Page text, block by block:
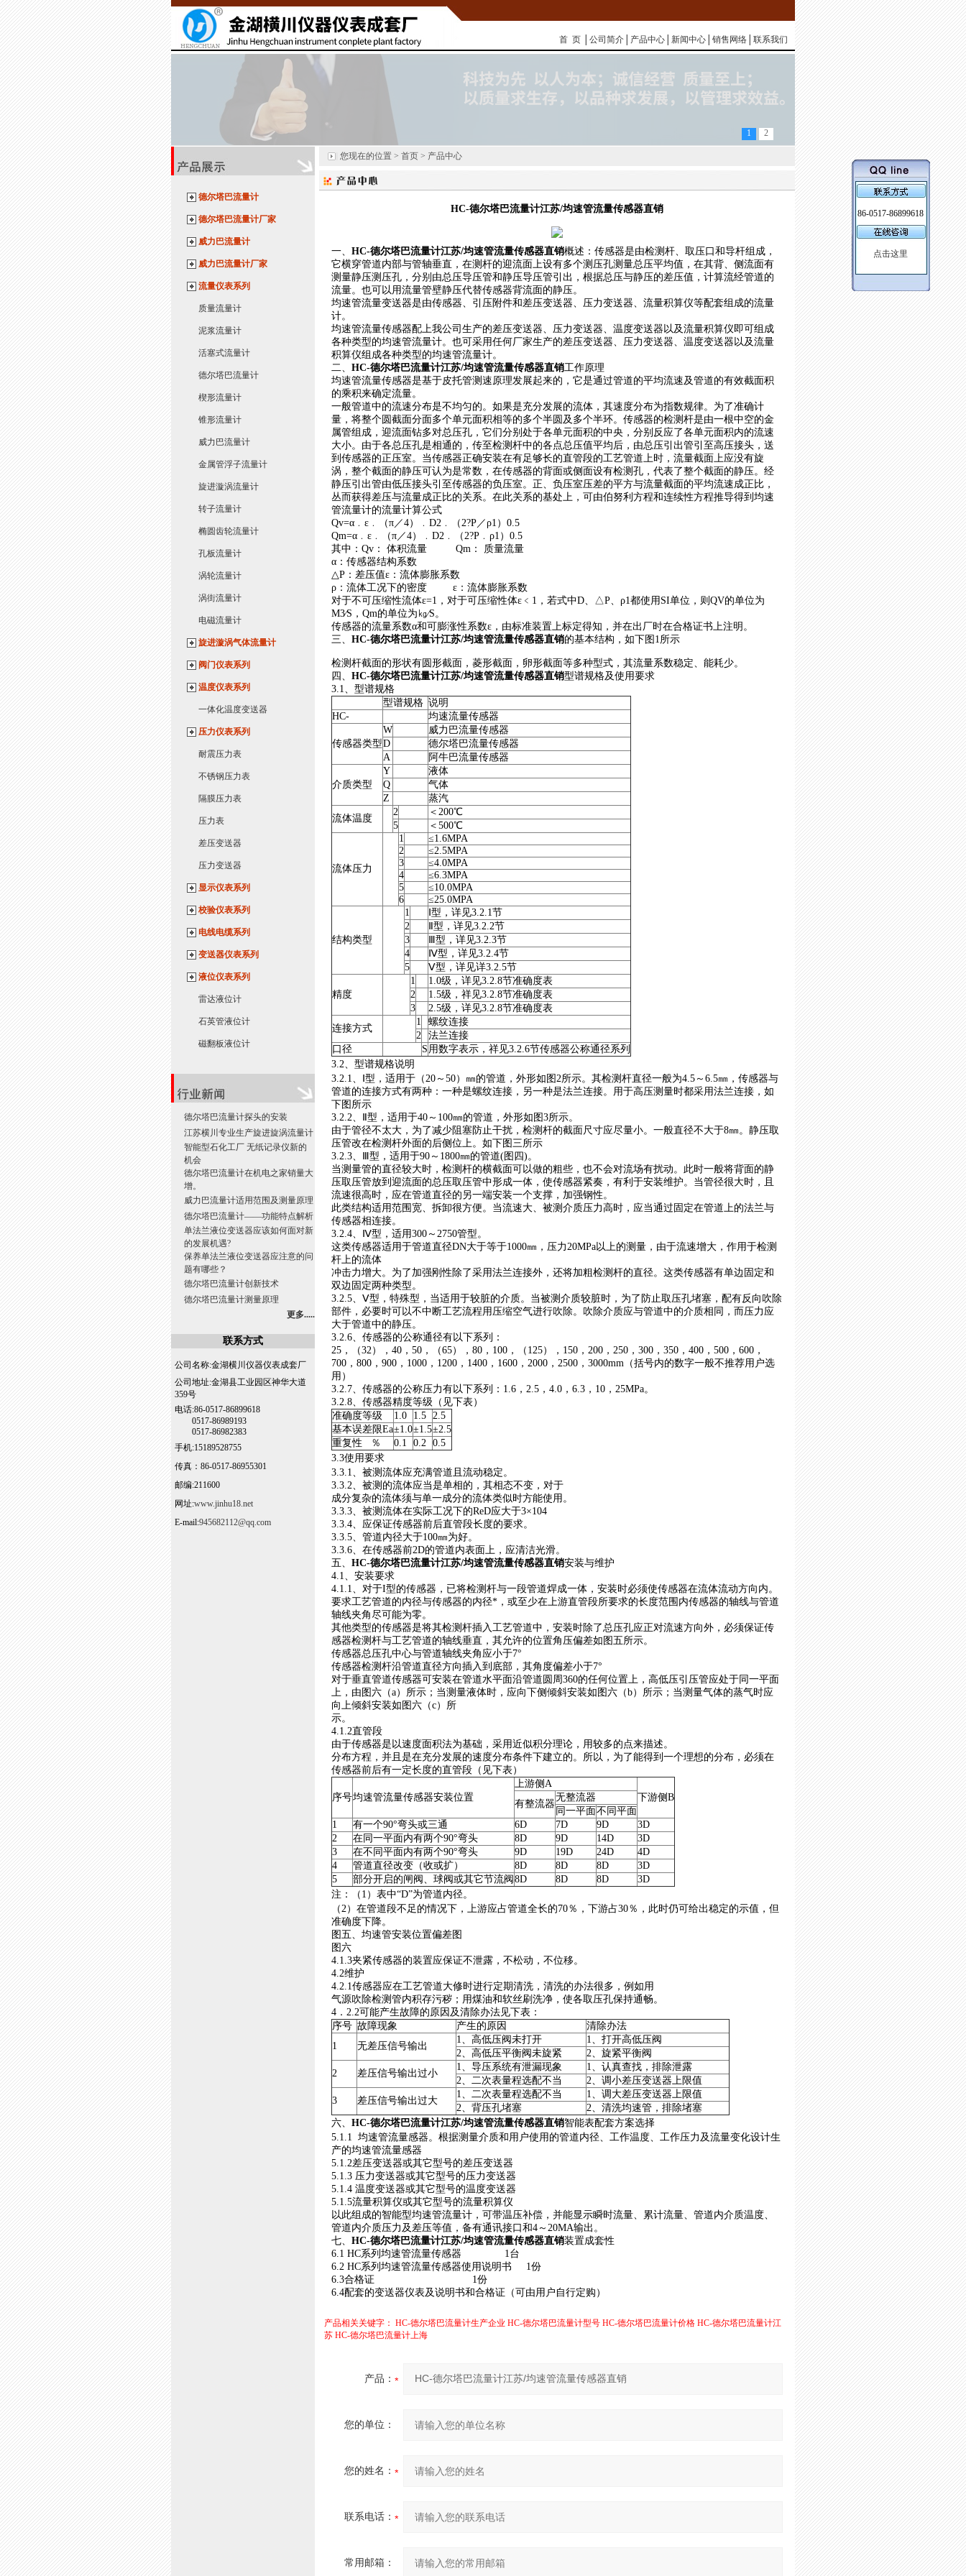
首 页 公司简介 产品中心 新闻中心 销售网络 联系我们
1 2
德尔塔巴流量计
德尔塔巴流量计厂家
威力巴流量计
威力巴流量计厂家
流量仪表系列
质量流量计
泥浆流量计
活塞式流量计
德尔塔巴流量计
楔形流量计
锥形流量计
威力巴流量计
金属管浮子流量计
旋进漩涡流量计
转子流量计
椭圆齿轮流量计
孔板流量计
涡轮流量计
涡街流量计
电磁流量计
旋进漩涡气体流量计
阀门仪表系列
温度仪表系列
一体化温度变送器
压力仪表系列
耐震压力表
不锈钢压力表
隔膜压力表
压力表
差压变送器
压力变送器
显示仪表系列
校验仪表系列
电线电缆系列
变送器仪表系列
液位仪表系列
雷达液位计
石英管液位计
磁翻板液位计
德尔塔巴流量计探头的安装
江苏横川专业生产旋进旋涡流量计
智能型石化工厂 无纸记录仪新的
机会
德尔塔巴流量计在机电之家销量大
增。
威力巴流量计适用范围及测量原理
德尔塔巴流量计——功能特点解析
单法兰液位变送器应该如何面对新
的发展机遇?
保养单法兰液位变送器应注意的问
题有哪些？
德尔塔巴流量计创新技术
德尔塔巴流量计测量原理
更多.....
联系方式
公司名称:金湖横川仪器仪表成套厂
公司地址:金湖县工业园区神华大道
359号
电话:86-0517-86899618
0517-86989193
0517-86982383
手机:15189528755
传真：86-0517-86955301
邮编:211600
网址:www.jinhu18.net
E-mail:945682112@qq.com
您现在的位置 > 首页 > 产品中心
HC-德尔塔巴流量计江苏/均速管流量传感器直销
一、 HC-德尔塔巴流量计江苏/均速管流量传感器直销概述：传感器是由检测杆、取压口和导杆组成，
它横穿管道内部与管轴垂直，在测杆的迎流面上设有多个测压孔测量总压平均值，在其背、侧流面有
测量静压测压孔，分别由总压导压管和静压导压管引出，根据总压与静压的差压值，计算流经管道的
流量。也可以用流量管壁静压代替传感器背流面的静压。
均速管流量变送器是由传感器、引压附件和差压变送器、压力变送器、流量积算仪等配套组成的流量
计。
均速管流量传感器配上我公司生产的差压变送器、压力变送器、温度变送器以及流量积算仪即可组成
各种类型的均速管流量计。也可采用任何厂家生产的差压变送器、压力变送器、温度变送器以及流量
积算仪组成各种类型的均速管流量计。
二、 HC-德尔塔巴流量计江苏/均速管流量传感器直销工作原理
均速管流量传感器是基于皮托管测速原理发展起来的，它是通过管道的平均流速及管道的有效截面积
的乘积来确定流量。
一般管道中的流速分布是不均匀的。如果是充分发展的流体，其速度分布为指数规律。为了准确计
量，将整个圆截面分面多个单元面积相等的多个半圆及多个半环。传感器的检测杆是由一根中空的金
属管组成，迎流面钻多对总压孔，它们分别处于各单元面积的中央，分别反应了各单元面积内的流速
大小。由于各总压孔是相通的，传至检测杆中的各点总压值平均后，由总压引出管引至高压接头，送
到传感器的正压室。当传感器正确安装在有足够长的直管段的工艺管道上时，流量截面上应没有旋
涡，整个截面的静压可认为是常数，在传感器的背面或侧面设有检测孔，代表了整个截面的静压。经
静压引出管由低压接头引至传感器的负压室。正、负压室压差的平方与流量截面的平均流速成正比，
丛而获得差压与流量成正比的关系。在此关系的基处上，可由伯努利方程和连续性方程推导得到均速
管流量计的流量计算公式
Qv=α﹒ε﹒（π／4）﹒D2﹒（2?P／ρ1）0.5
Qm=α﹒ε﹒（π／4）﹒D2﹒（2?P﹒ρ1）0.5
其中：Qv： 体积流量 Qm： 质量流量
α：传感器结构系数
△P：差压值ε：流体膨胀系数
ρ：流体工况下的密度 ε：流体膨胀系数
对于不可压缩性流体ε=1，对于可压缩性体ε﹤1，若式中D、△P、ρ1都使用SI单位，则QV的单位为
M3∕S，Qm的单位为㎏∕S。
传感器的流量系数α和可膨涨性系数ε，由标准装置上标定得知，并在出厂时在合格证书上注明。
三、 HC-德尔塔巴流量计江苏/均速管流量传感器直销的基本结构，如下图1所示
检测杆截面的形状有圆形截面，菱形截面，卵形截面等多种型式，其流量系数稳定、能耗少。
四、 HC-德尔塔巴流量计江苏/均速管流量传感器直销型谱规格及使用要求
3.1、型谱规格
型谱规格 说明
HC-
均速流量传感器
传感器类型
W
威力巴流量传感器
D
德尔塔巴流量传感器
A
阿牛巴流量传感器
介质类型
Y
液体
Q
气体
Z
蒸汽
流体温度
2
＜200℃
5
＜500℃
流体压力
1
≤1.6MPA
2
≤2.5MPA
3
≤4.0MPA
4
≤6.3MPA
5
≤10.0MPA
6
≤25.0MPA
结构类型
1
Ⅰ型，详见3.2.1节
2
Ⅱ型，详见3.2.2节
3
Ⅲ型，详见3.2.3节
4
Ⅳ型，详见3.2.4节
5
Ⅴ型，详见详3.2.5节
精度
1
1.0级，详见3.2.8节准确度表
2
1.5级，祥见3.2.8节准确度表
3
2.5级，详见3.2.8节准确度表
连接方式
1
螺纹连接
2
法兰连接
口径
S 用数字表示，祥见3.2.6节传感器公称通径系列
3.2、型谱规格说明
3.2.1、Ⅰ型，适用于（20～50）㎜的管道，外形如图2所示。其检测杆直径一般为4.5～6.5㎜，传感器与
管道的连接方式有两种：一种是螺纹连接，另一种是法兰连接。用于高压测量时都采用法兰连接，如
下图所示
3.2.2、Ⅱ型，适用于40～100㎜的管道，外形如图3所示。
由于管径不太大，为了减少阻塞防止干扰，检测杆的截面尺寸应尽量小。一般直径不大于8㎜。静压取
压管改在检测杆外面的后侧位上。如下图三所示
3.2.3、Ⅲ型，适用于90～1800㎜的管道(图四)。
当测量管的直径较大时，检测杆的横截面可以做的粗些，也不会对流场有扰动。此时一般将背面的静
压取压管放到迎流面的总压取压管中形成一体，使传感器紧奏，有利于安装维护。当管径很大时，且
流速很高时，应在管道直径的另一端安装一个支撑，加强钢性。
此类结构适用范围宽、拆卸很方便。当流速大、被测介质压力高时，应当通过固定在管道上的法兰与
传感器相连接。
3.2.4、Ⅳ型，适用300～2750管型。
这类传感器适用于管道直径DN大于等于1000㎜，压力20MPa以上的测量，由于流速增大，作用于检测
杆上的流体
冲击力增大。为了加强刚性除了采用法兰连接外，还将加粗检测杆的直径。这类传感器有单边固定和
双边固定两种类型。
3.2.5、Ⅴ型，特殊型，当适用于较脏的介质。当被测介质较脏时，为了防止取压孔堵塞，配有反向吹除
部件，必要时可以不中断工艺流程用压缩空气进行吹除。吹除介质应与管道中的介质相同，而压力应
大于管道中的静压。
3.2.6、传感器的公称通径有以下系列：
25，（32），40，50，（65），80，100，（125），150，200，250，300，350，400，500，600，
700，800，900，1000，1200，1400，1600，2000，2500，3000mm（括号内的数字一般不推荐用户选
用）
3.2.7、传感器的公称压力有以下系列：1.6，2.5，4.0，6.3，10，25MPa。
3.2.8、传感器精度等级（见下表）
准确度等级
1.0 1.5 2.5
基本误差限Ea±1.0±1.5±2.5
重复性 ％
0.1 0.2 0.5
3.3使用要求
3.3.1、被测流体应充满管道且流动稳定。
3.3.2、被测的流体应当是单相的，其相态不变，对于
成分复杂的流体须与单一成分的流体类似时方能使用。
3.3.3、被测流体在实际工况下的ReD应大于3×104
3.3.4、应保证传感器前后直管段长度的要求。
3.3.5、管道内径大于100㎜为好。
3.3.6、在传感器前2D的管道内表面上，应清洁光滑。
五、 HC-德尔塔巴流量计江苏/均速管流量传感器直销安装与维护
4.1、安装要求
4.1.1、对于I型的传感器，已将检测杆与一段管道焊成一体，安装时必须使传感器在流体流动方向内。
要求工艺管道的内径与传感器的内径*，或至少在上游直管段所要求的长度范围内传感器的轴线与管道
轴线夹角尽可能为零。
其他类型的传感器是将其检测杆插入工艺管道中，安装时除了总压孔应正对流速方向外，必须保证传
感器检测杆与工艺管道的轴线垂直，其允许的位置角压偏差如图五所示。
传感器总压孔中心与管道轴线夹角应小于7°
传感器检测杆沿管道直径方向插入到底部，其角度偏差小于7°
对于垂直管道传感器可安装在管道水平面沿管道圆周360的任何位置上，高低压引压管应处于同一平面
上，由图六（a）所示；当测量液体时，应向下侧倾斜安装如图六（b）所示；当测量气体的蒸气时应
向上倾斜安装如图六（c）所
示。
4.1.2直管段
由于传感器是以速度面积法为基础，采用近似积分理论，用较多的点来描述。
分布方程，并且是在充分发展的速度分布条件下建立的。所以，为了能得到一个理想的分布，必须在
传感器前后有一定长度的直管段（见下表）
序号均速管流量传感器安装位置
上游侧A
下游侧B
有整流器
无整流器
同一平面不同平面
1
有一个90°弯头或三通 6D 7D 9D
3D
2
在同一平面内有两个90°弯头 8D 9D 14D
3D
3
在不同平面内有两个90°弯头 9D 19D 24D
4D
4
管道直径改变（收或扩） 8D 8D 8D
3D
5
部分开启的闸阀、球阀或其它节流阀 8D 8D 8D
3D
注：（1）表中“D”为管道内径。
（2）在管道段不足的情况下，上游应占管道全长的70％，下游占30％，此时仍可给出稳定的示值，但
准确度下降。
图五、均速管安装位置偏差图
图六
4.1.3夹紧传感器的装置应保证不泄露，不松动，不位移。
4.2维护
4.2.1传感器应在工艺管道大修时进行定期清洗，清洗的办法很多，例如用
气源吹除检测管内积存污秽；用煤油和软丝刷洗净，使各取压孔保持通畅。
4．2.2可能产生故障的原因及清除办法见下表：
序号 故障现象 产生的原因
清除办法
1
无差压信号输出
1、高低压阀未打开
1、打开高低压阀
2、高低压平衡阀未旋紧
2、旋紧平衡阀
2
差压信号输出过小
1、导压系统有泄漏现象
1、认真查找，排除泄露
2、二次表量程选配不当
2、调小差压变送器上限值
3
差压信号输出过大
1、二次表量程选配不当
1、调大差压变送器上限值
2、背压孔堵塞
2、清洗均速管，排除堵塞
六、 HC-德尔塔巴流量计江苏/均速管流量传感器直销智能表配套方案选择
5.1.1 均速管流量感器。根据测量介质和用户使用的管道内径、工作温度、工作压力及流量变化设计生
产的均速管流量感器
5.1.2差压变送器或其它型号的差压变送器
5.1.3 压力变送器或其它型号的压力变送器
5.1.4 温度变送器或其它型号的温度变送器
5.1.5流量积算仪或其它型号的流量积算仪
以此组成的智能型均速管流量计，可带温压补偿，并能显示瞬时流量、累计流量、管道内介质温度、
管道内介质压力及差压等值，备有通讯接口和4～20MA输出。
七、 HC-德尔塔巴流量计江苏/均速管流量传感器直销装置成套性
6.1 HC系列均速管流量传感器 1台
6.2 HC系列均速管流量传感器使用说明书 1份
6.3合格证 1份
6.4配套的变送器仪表及说明书和合格证（可由用户自行定购）
产品相关关键字： HC-德尔塔巴流量计生产企业 HC-德尔塔巴流量计型号 HC-德尔塔巴流量计价格 HC-德尔塔巴流量计江
苏 HC-德尔塔巴流量计上海
产品：
您的单位：
您的姓名：
联系电话：
常用邮箱：
86-0517-86899618